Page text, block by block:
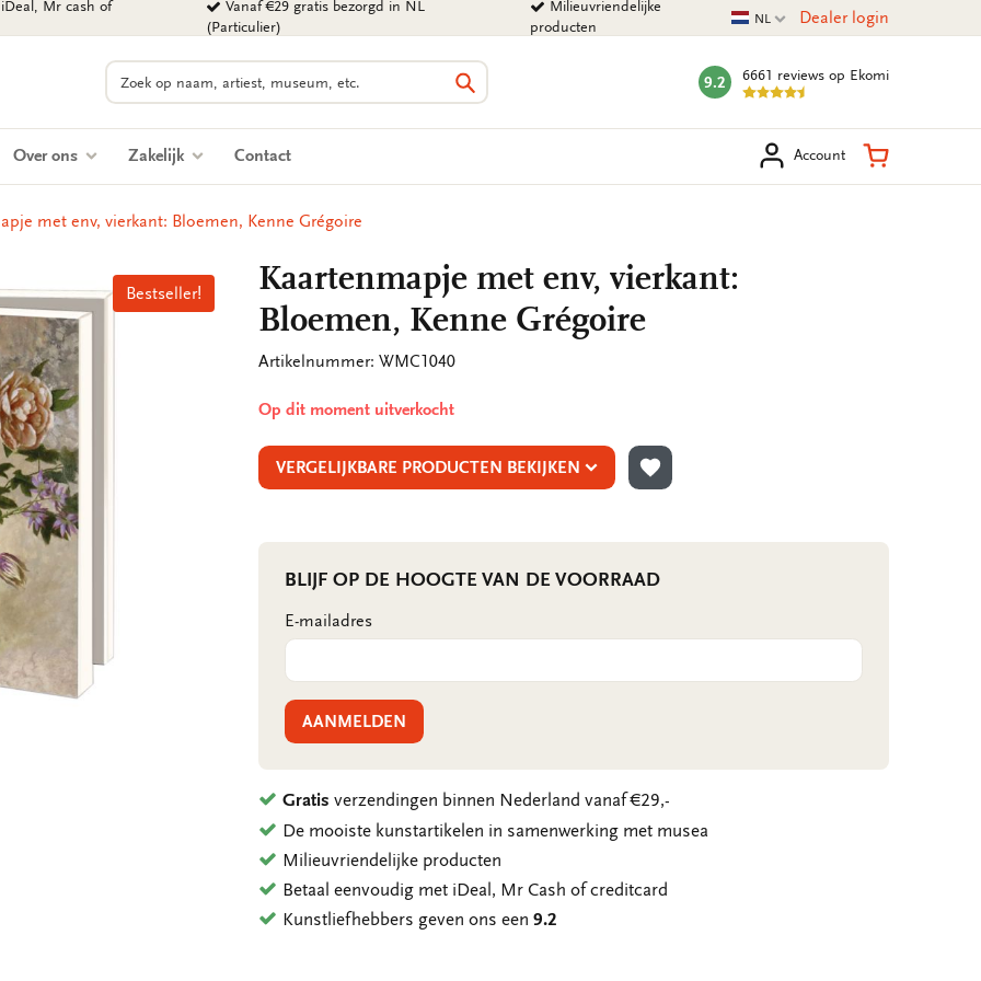
Mr cash of
Vanaf €29 gratis bezorgd in NL
(Particulier)
Milieuvriendelijke
producten
Huidige taal
NL Dealer login
Zoeken
Zoeken
mark:
9.2 6661 reviews op Ekomi
Over ons Zakelijk Contact Account Winkelmand
met env, vierkant: Bloemen, Kenne Grégoire
Bestseller!
Bestseller!
Kaartenmapje met env, vierkant:
Bloemen, Kenne Grégoire
Artikelnummer: WMC1040
Op dit moment uitverkocht
VERGELIJKBARE PRODUCTEN BEKIJKEN
TOEVOEGEN AAN VERLANGLIJST
BLIJF OP DE HOOGTE VAN DE VOORRAAD
E-mailadres
AANMELDEN
Gratis verzendingen binnen Nederland vanaf €29,-
De mooiste kunstartikelen in samenwerking met musea
Milieuvriendelijke producten
Betaal eenvoudig met iDeal, Mr Cash of creditcard
Kunstliefhebbers geven ons een9.2